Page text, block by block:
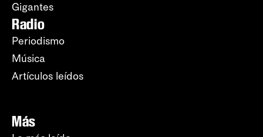
Gigantes
Radio
Periodismo
Música
Artículos leídos
Más